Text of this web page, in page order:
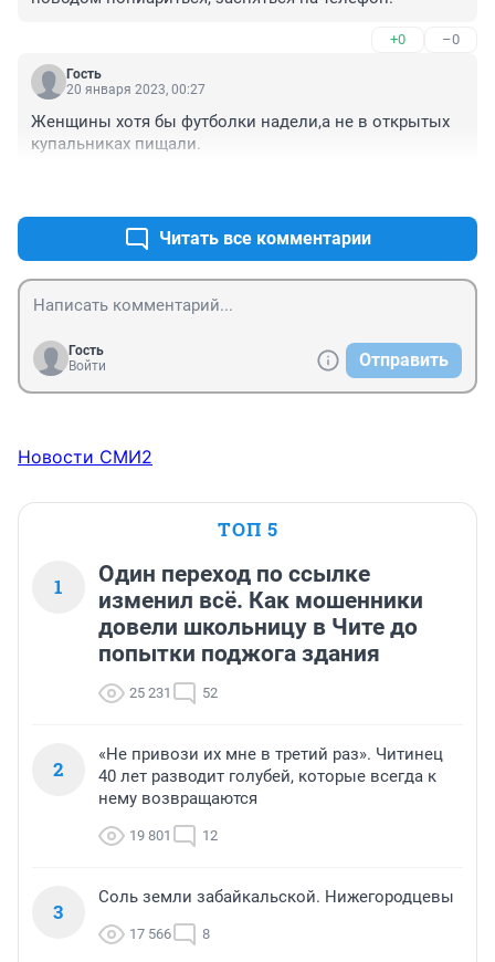
+0 –0
Гость
20 января 2023, 00:27
Женщины хотя бы футболки надели,а не в открытых
купальниках пищали.
Читать все комментарии
Гость
Войти
Отправить
Новости СМИ2
ТОП 5
1
Один переход по ссылке
изменил всё. Как мошенники
довели школьницу в Чите до
попытки поджога здания
25 231 52
2
«Не привози их мне в третий раз». Читинец
40 лет разводит голубей, которые всегда к
нему возвращаются
19 801 12
3
Соль земли забайкальской. Нижегородцевы
17 566 8